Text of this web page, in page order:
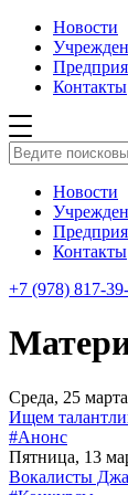
Новости
Контакты
Новости
Контакты
+7 (978) 817-
Среда, 25
Ищем
#Анонс
Пятница, 13
Вокалисты